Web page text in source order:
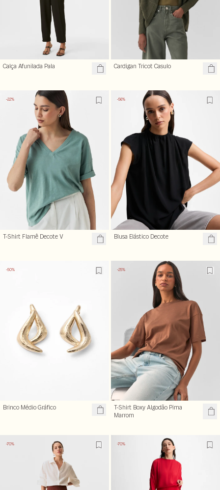
Calça Afunilada Pala Cardigan Tricot Casulo
-22%
T-Shirt Flamê Decote V
-56%
Blusa Elástico Decote
-50%
Brinco Médio Gráfico
-25%
T-Shirt Boxy Algodão Pima
Marrom
-70% -70%